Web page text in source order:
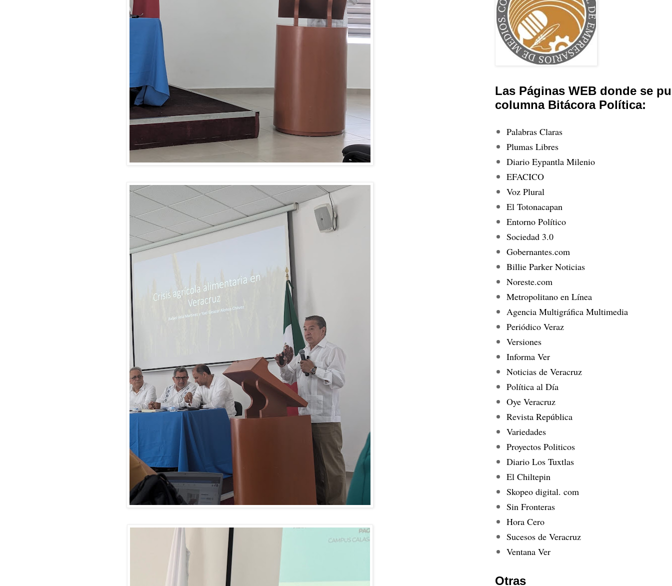
Las Páginas WEB donde se
columna Bitácora Política:
Palabras Claras
Plumas Libres
Diario Eypantla Milenio
EFACICO
Voz Plural
El Totonacapan
Entorno Político
Sociedad 3.0
Gobernantes.com
Billie Parker Noticias
Noreste.com
Metropolitano en Línea
Agencia Multigráfica Multimedia
Periódico Veraz
Versiones
Informa Ver
Noticias de Veracruz
Política al Día
Oye Veracruz
Revista República
Variedades
Proyectos Politicos
Diario Los Tuxtlas
El Chiltepin
Skopeo digital. com
Sin Fronteras
Hora Cero
Sucesos de Veracruz
Ventana Ver
Otras